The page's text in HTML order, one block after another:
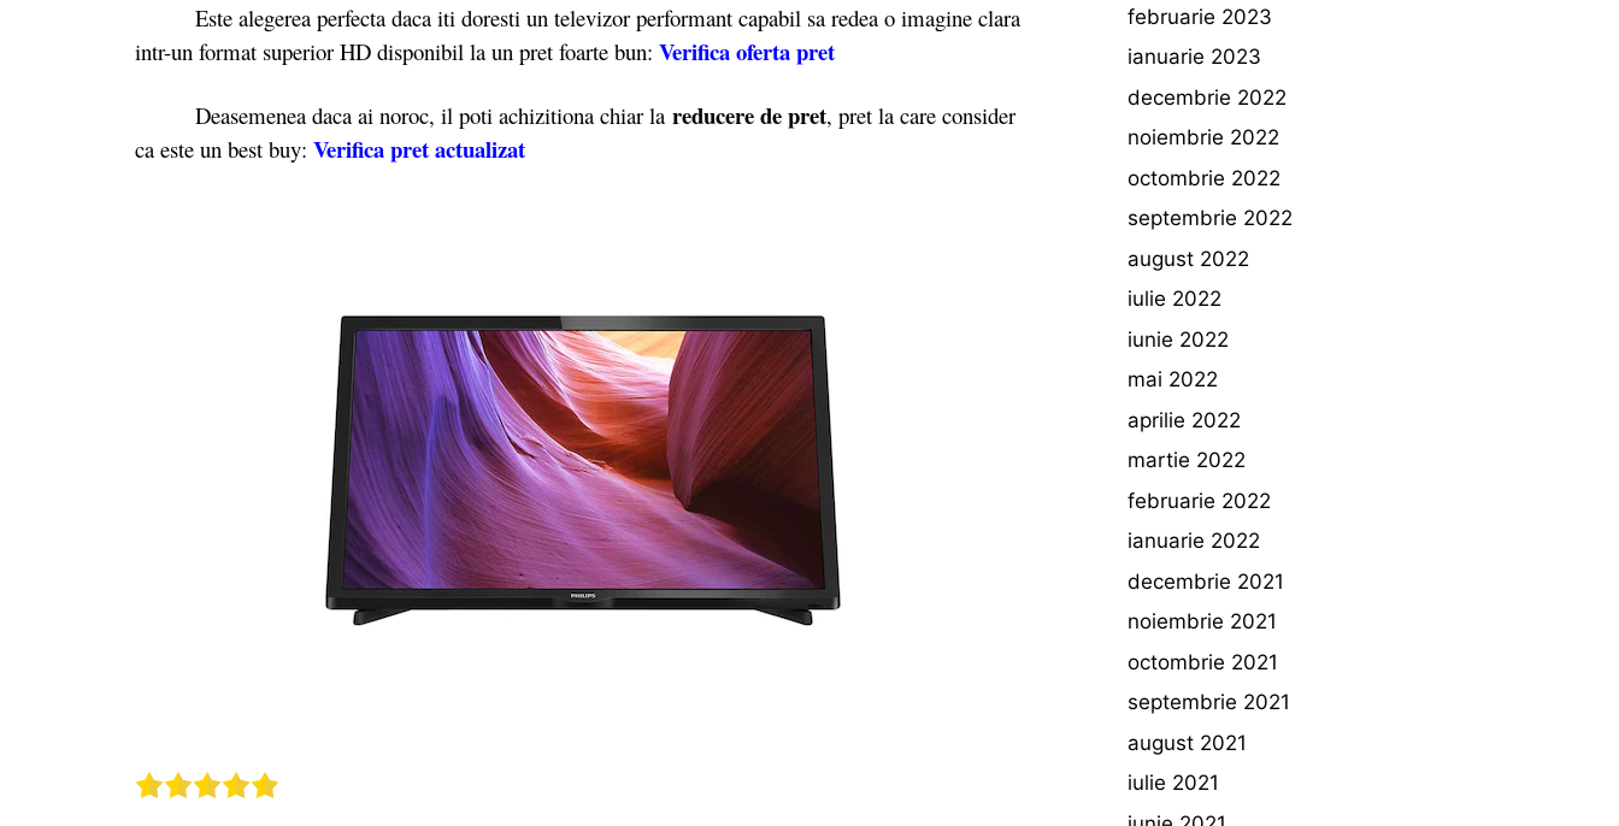
Este alegerea perfecta daca iti doresti un televizor performant capabil sa redea o imagine clara
intr-un format superior HD disponibil la un pret foarte bun: Verifica oferta pret
Deasemenea daca ai noroc, il poti achizitiona chiar la reducere de pret, pret la care consider
ca este un best buy: Verifica pret actualizat
februarie 2023
ianuarie 2023
decembrie 2022
noiembrie 2022
octombrie 2022
septembrie 2022
august 2022
iulie 2022
iunie 2022
mai 2022
aprilie 2022
martie 2022
februarie 2022
ianuarie 2022
decembrie 2021
noiembrie 2021
octombrie 2021
septembrie 2021
august 2021
iulie 2021